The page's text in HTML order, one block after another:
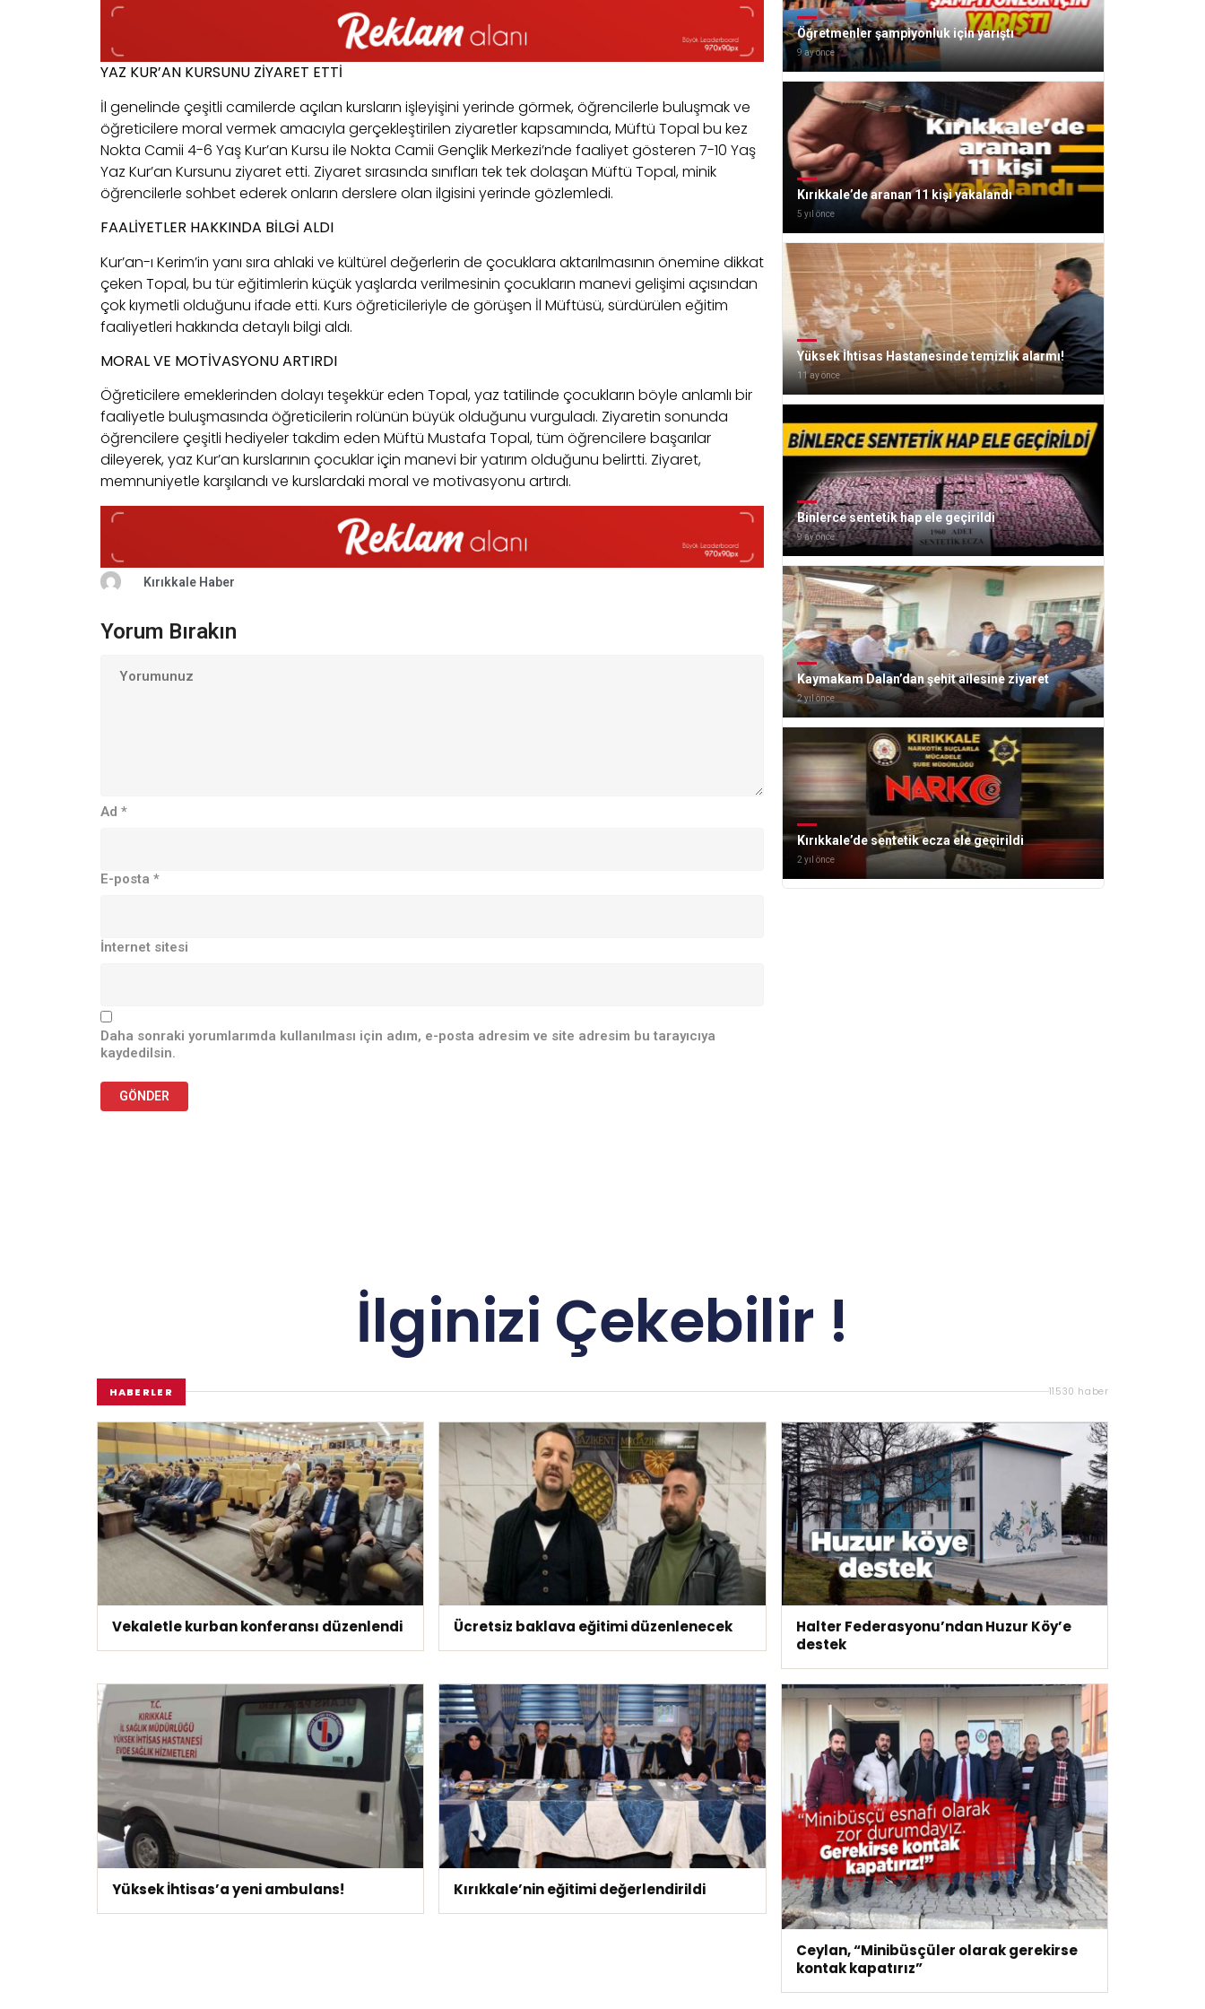
YAZ KUR’AN KURSUNU ZİYARET ETTİ
İl genelinde çeşitli camilerde açılan kursların işleyişini yerinde görmek, öğrencilerle buluşmak ve
öğreticilere moral vermek amacıyla gerçekleştirilen ziyaretler kapsamında, Müftü Topal bu kez
Nokta Camii 4-6 Yaş Kur’an Kursu ile Nokta Camii Gençlik Merkezi’nde faaliyet gösteren 7-10 Yaş
Yaz Kur’an Kursunu ziyaret etti. Ziyaret sırasında sınıfları tek tek dolaşan Müftü Topal, minik
öğrencilerle sohbet ederek onların derslere olan ilgisini yerinde gözlemledi.
FAALİYETLER HAKKINDA BİLGİ ALDI
Kur’an-ı Kerim’in yanı sıra ahlaki ve kültürel değerlerin de çocuklara aktarılmasının önemine dikkat
çeken Topal, bu tür eğitimlerin küçük yaşlarda verilmesinin çocukların manevi gelişimi açısından
çok kıymetli olduğunu ifade etti. Kurs öğreticileriyle de görüşen İl Müftüsü, sürdürülen eğitim
faaliyetleri hakkında detaylı bilgi aldı.
MORAL VE MOTİVASYONU ARTIRDI
Öğreticilere emeklerinden dolayı teşekkür eden Topal, yaz tatilinde çocukların böyle anlamlı bir
faaliyetle buluşmasında öğreticilerin rolünün büyük olduğunu vurguladı. Ziyaretin sonunda
öğrencilere çeşitli hediyeler takdim eden Müftü Mustafa Topal, tüm öğrencilere başarılar
dileyerek, yaz Kur’an kurslarının çocuklar için manevi bir yatırım olduğunu belirtti. Ziyaret,
memnuniyetle karşılandı ve kurslardaki moral ve motivasyonu artırdı.
Kırıkkale Haber
Yorum Bırakın
Ad *
E-posta *
İnternet sitesi
Daha sonraki yorumlarımda kullanılması için adım, e-posta adresim ve site adresim bu tarayıcıya
kaydedilsin.
Öğretmenler şampiyonluk için yarıştı
9 ay önce
Kırıkkale’de aranan 11 kişi yakalandı
5 yıl önce
Yüksek İhtisas Hastanesinde temizlik alarmı!
11 ay önce
Binlerce sentetik hap ele geçirildi
9 ay önce
Kaymakam Dalan’dan şehit ailesine ziyaret
2 yıl önce
Kırıkkale’de sentetik ecza ele geçirildi
2 yıl önce
İlginizi Çekebilir !
HABERLER 11530 haber
Vekaletle kurban konferansı düzenlendi Ücretsiz baklava eğitimi düzenlenecek
Halter Federasyonu’ndan Huzur Köy’e
destek
Yüksek İhtisas’a yeni ambulans! Kırıkkale’nin eğitimi değerlendirildi
Ceylan, “Minibüsçüler olarak gerekirse
kontak kapatırız”